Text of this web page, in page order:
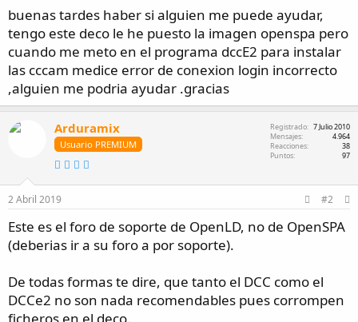
c
i
o
v
i
d
a
d
buenas tardes haber si alguien me puede ayudar,
tengo este deco le he puesto la imagen openspa pero
cuando me meto en el programa dccE2 para instalar
las cccam medice error de conexion login incorrecto
,alguien me podria ayudar .gracias
Arduramix
Usuario PREMIUM
Registrado
7 Julio 2010
Mensajes
4.964
Reacciones
38
Puntos
97
2 Abril 2019 #2
Este es el foro de soporte de OpenLD, no de OpenSPA
(deberias ir a su foro a por soporte).
De todas formas te dire, que tanto el DCC como el
DCCe2 no son nada recomendables pues corrompen
ficheros en el deco.